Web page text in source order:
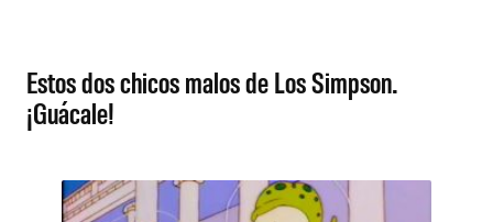
Estos dos chicos malos de Los Simpson.
¡Guácale!